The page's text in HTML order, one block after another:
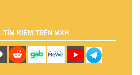
TÌM KIẾM TRÊN MXH